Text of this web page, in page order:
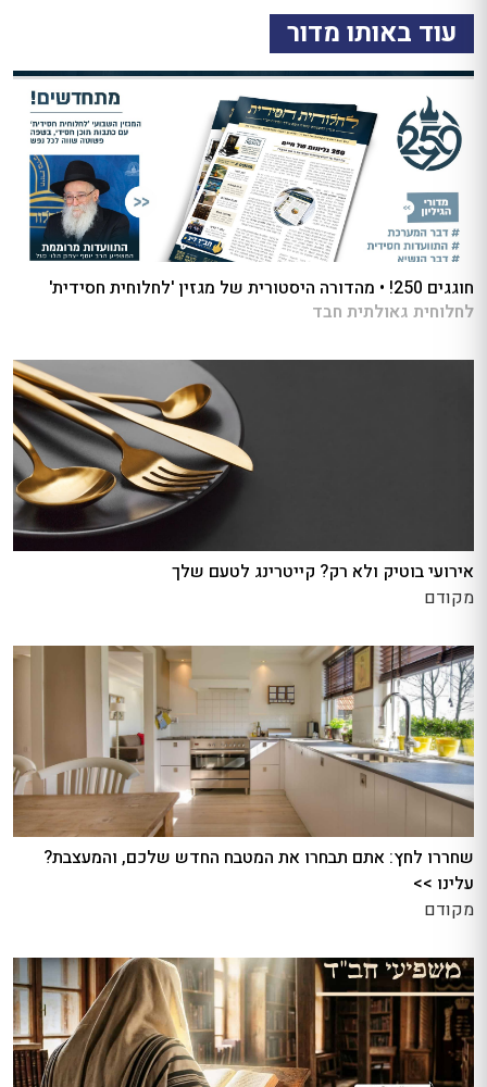
עוד באותו מדור
חוגגים 250! • מהדורה היסטורית של מגזין 'לחלוחית חסידית'
לחלוחית גאולתית חבד
אירועי בוטיק ולא רק? קייטרינג לטעם שלך
מקודם
שחררו לחץ: אתם תבחרו את המטבח החדש שלכם, והמעצבת?
עלינו >>
מקודם